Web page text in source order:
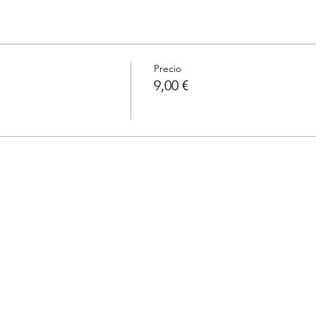
Precio
9,00 €